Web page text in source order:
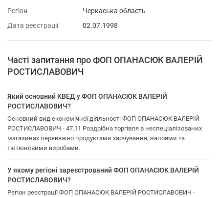
Регіон
Черкаська область
Дата реєстрації
02.07.1998
Часті запитання про ФОП ОПАНАСЮК ВАЛЕРІЙ
РОСТИСЛАВОВИЧ
Який основний КВЕД у ФОП ОПАНАСЮК ВАЛЕРІЙ
РОСТИСЛАВОВИЧ?
Основний вид економічної діяльності ФОП ОПАНАСЮК ВАЛЕРІЙ
РОСТИСЛАВОВИЧ - 47.11 Роздрібна торгівля в неспеціалізованих
магазинах переважно продуктами харчування, напоями та
тютюновими виробами.
У якому регіоні зареєстрований ФОП ОПАНАСЮК ВАЛЕРІЙ
РОСТИСЛАВОВИЧ?
Регіон реєстрації ФОП ОПАНАСЮК ВАЛЕРІЙ РОСТИСЛАВОВИЧ -